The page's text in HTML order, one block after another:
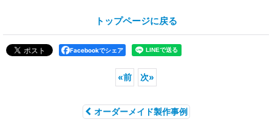
トップページに戻る
Facebookでシェア
«前 次»
オーダーメイド製作事例